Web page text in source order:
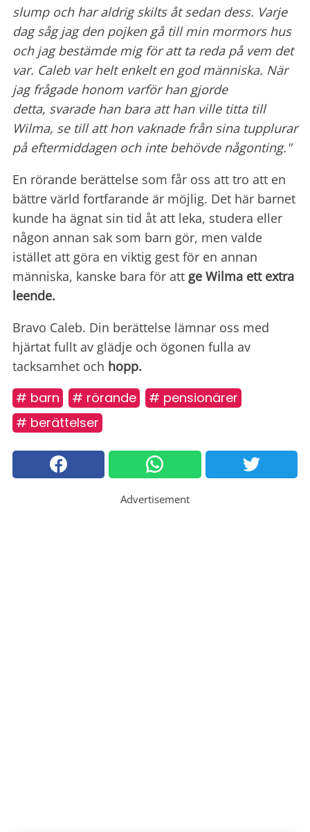
slump och har aldrig skilts åt sedan dess. Varje
dag såg jag den pojken gå till min mormors hus
och jag bestämde mig för att ta reda på vem det
var. Caleb var helt enkelt en god människa. När
jag frågade honom varför han gjorde
detta, svarade han bara att han ville titta till
Wilma, se till att hon vaknade från sina tupplurar
på eftermiddagen och inte behövde någonting."
En rörande berättelse som får oss att tro att en
bättre värld fortfarande är möjlig. Det här barnet
kunde ha ägnat sin tid åt att leka, studera eller
någon annan sak som barn gör, men valde
istället att göra en viktig gest för en annan
människa, kanske bara för att ge Wilma ett extra
leende.
Bravo Caleb. Din berättelse lämnar oss med
hjärtat fullt av glädje och ögonen fulla av
tacksamhet och hopp.
# barn # rörande
# pensionärer
# berättelser
Advertisement